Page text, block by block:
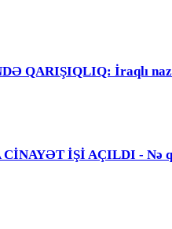
QARIŞIQLIQ: İraqlı
İŞİ AÇILDI - Nə